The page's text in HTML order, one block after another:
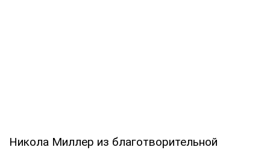
Никола Миллер из благотворительной